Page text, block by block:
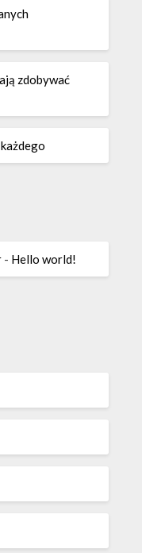
zdobywać
- Hello world!